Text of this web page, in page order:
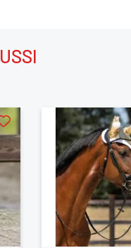
produits dans votre liste